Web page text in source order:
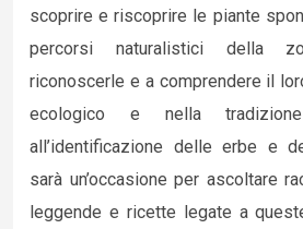
scoprire e riscoprire le piante
percorsi naturalistici della
riconoscerle e a comprendere il
ecologico e nella
all’identificazione delle erbe e
sarà un’occasione per ascoltare
leggende e ricette legate a